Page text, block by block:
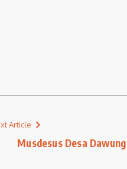
Article
Musdesus Desa